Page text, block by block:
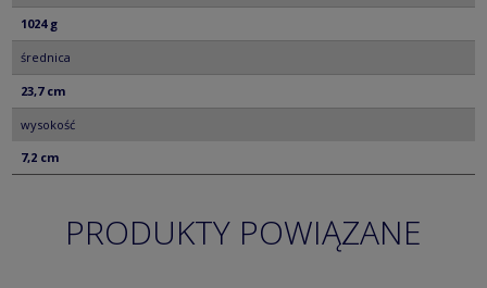
1024 g
średnica
23,7 cm
wysokość
7,2 cm
PRODUKTY POWIĄZANE